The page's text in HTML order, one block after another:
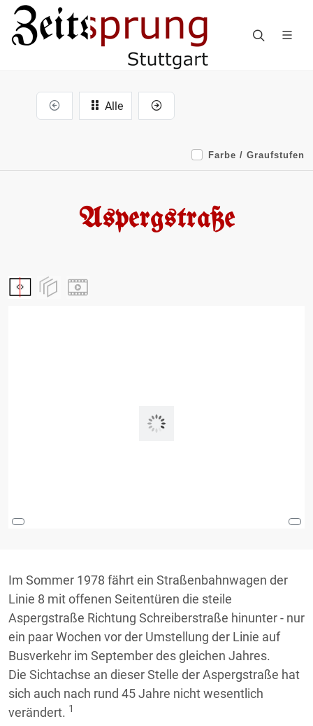
Alle
Farbe / Graufstufen
Aspergstraße
Im Sommer 1978 fährt ein Straßenbahnwagen der
Linie 8 mit offenen Seitentüren die steile
Aspergstraße Richtung Schreiberstraße hinunter - nur
ein paar Wochen vor der Umstellung der Linie auf
Busverkehr im September des gleichen Jahres.
Die Sichtachse an dieser Stelle der Aspergstraße hat
sich auch nach rund 45 Jahre nicht wesentlich
verändert. 1